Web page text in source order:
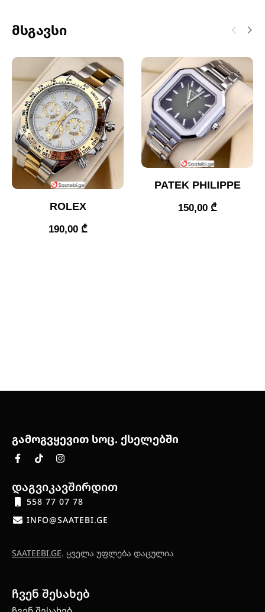
Მსგავსი
ROLEX
190,00 ₾
PATEK PHILIPPE
150,00 ₾
გამოგვყევით სოც. ქსელებში
დაგვიკავშირდით
558 77 07 78
INFO@SAATEBI.GE
SAATEEBI.GE. ყველა უფლება დაცულია
ჩვენ შესახებ